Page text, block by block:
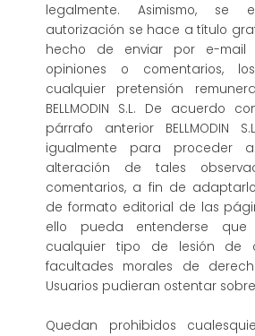
legalmente. Asimismo, se
autorización se hace a título
hecho de enviar por e-mail
opiniones o comentarios,
cualquier pretensión
BELLMODIN S.L. De acuerdo
párrafo anterior BELLMODIN
igualmente para proceder
alteración de tales
comentarios, a fin de
de formato editorial de las
ello pueda entenderse que
cualquier tipo de lesión de
facultades morales de
Usuarios pudieran ostentar
Quedan prohibidos